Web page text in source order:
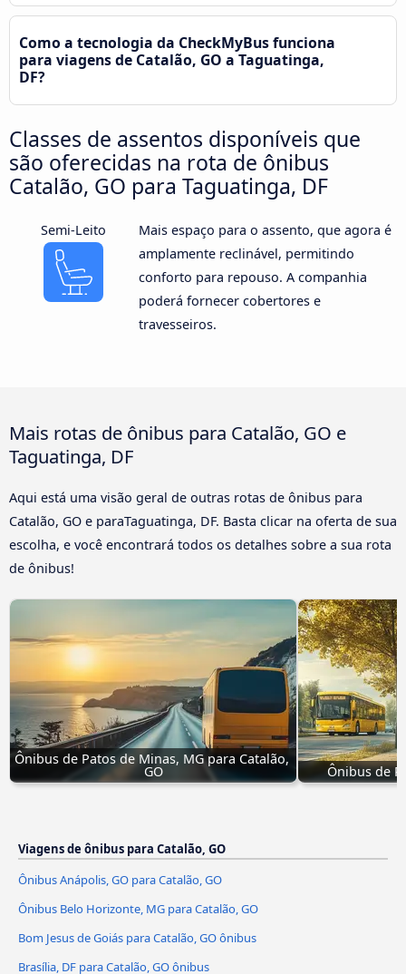
Como a tecnologia da CheckMyBus funciona
para viagens de Catalão, GO a Taguatinga,
DF?
Classes de assentos disponíveis que
são oferecidas na rota de ônibus
Catalão, GO para Taguatinga, DF
Semi-Leito
Mais espaço para o assento, que agora é
amplamente reclinável, permitindo
conforto para repouso. A companhia
poderá fornecer cobertores e
travesseiros.
Mais rotas de ônibus para Catalão, GO e
Taguatinga, DF
Aqui está uma visão geral de outras rotas de ônibus para
Catalão, GO e paraTaguatinga, DF. Basta clicar na oferta de sua
escolha, e você encontrará todos os detalhes sobre a sua rota
de ônibus!
Ônibus de Patos de Minas, MG para Catalão,
GO Ônibus de
Viagens de ônibus para Catalão, GO
Ônibus Anápolis, GO para Catalão, GO
Ônibus Belo Horizonte, MG para Catalão, GO
Bom Jesus de Goiás para Catalão, GO ônibus
Brasília, DF para Catalão, GO ônibus